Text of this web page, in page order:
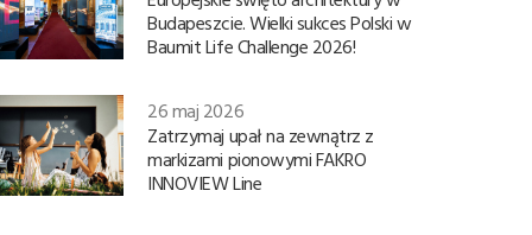
Budapeszcie. Wielki sukces Polski w
Baumit Life Challenge 2026!
26 maj 2026
Zatrzymaj upał na zewnątrz z
markizami pionowymi FAKRO
INNOVIEW Line